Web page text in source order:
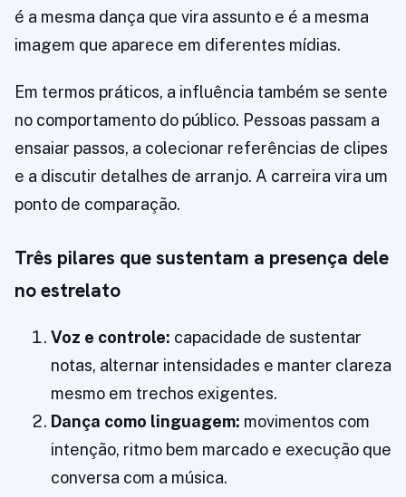
é a mesma dança que vira assunto e é a mesma
imagem que aparece em diferentes mídias.
Em termos práticos, a influência também se sente
no comportamento do público. Pessoas passam a
ensaiar passos, a colecionar referências de clipes
e a discutir detalhes de arranjo. A carreira vira um
ponto de comparação.
Três pilares que sustentam a presença dele
no estrelato
Voz e controle: capacidade de sustentar
notas, alternar intensidades e manter clareza
mesmo em trechos exigentes.
Dança como linguagem: movimentos com
intenção, ritmo bem marcado e execução que
conversa com a música.